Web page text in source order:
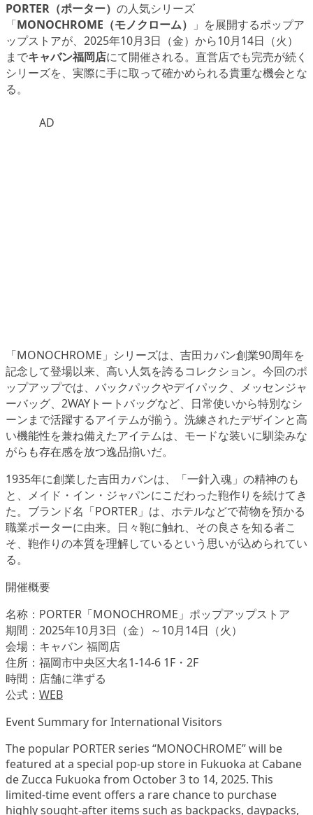
PORTER（ポーター） の人気シリーズ
「MONOCHROME（モノクローム）
」を展開するポップア
ップストアが、2025年10月3日（金）から10月14日（火）
までキャバン福岡店にて開催される。直営店でも完売が続く
シリーズを、実際に手に取って確かめられる貴重な機会とな
る。
AD
「MONOCHROME」シリーズは、吉田カバン創業90周年を
記念して登場以来、高い人気を誇るコレクション。今回のポ
ップアップでは、バックパックやデイパック、メッセンジャ
ーバッグ、2WAYトートバッグなど、日常使いから特別なシ
ーンまで活躍するアイテムが揃う。洗練されたデザインと高
い機能性を兼ね備えたアイテムは、モードな装いに馴染みな
がらも存在感を放つ逸品揃いだ。
1935年に創業した吉田カバンは、「一針入魂」の精神のも
と、メイド・イン・ジャパンにこだわった鞄作りを続けてき
た。ブランド名「PORTER」は、ホテルなどで荷物を預かる
職業ポーターに由来。日々鞄に触れ、その良さを知る者こ
そ、鞄作りの本質を理解しているという思いが込められてい
る。
開催概要
名称：PORTER「MONOCHROME」ポップアップストア
期間：2025年10月3日（金）～10月14日（火）
会場：キャバン 福岡店
住所：福岡市中央区大名1-14-6 1F・2F
時間：店舗に準ずる
公式： WEB
Event Summary for International Visitors
The popular PORTER series “MONOCHROME” will be
featured at a special pop-up store in Fukuoka at Cabane
de Zucca Fukuoka from October 3 to 14, 2025. This
limited-time event offers a rare chance to purchase
highly sought-after items such as backpacks, daypacks,